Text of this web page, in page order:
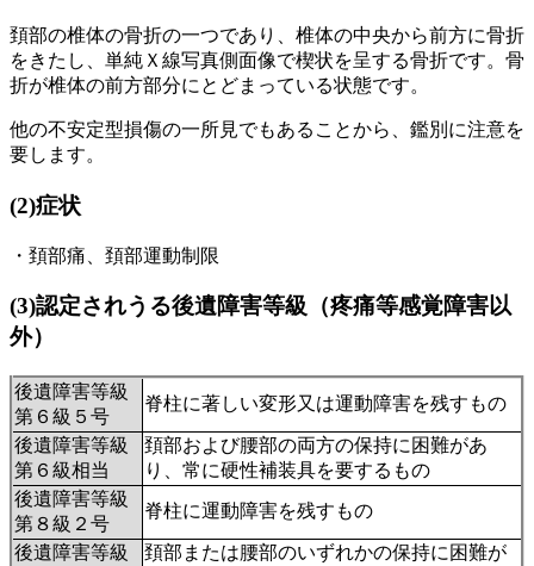
頚部の椎体の骨折の一つであり、椎体の中央から前方に骨折
をきたし、単純Ｘ線写真側面像で楔状を呈する骨折です。骨
折が椎体の前方部分にとどまっている状態です。
他の不安定型損傷の一所見でもあることから、鑑別に注意を
要します。
(2)症状
・頚部痛、頚部運動制限
(3)認定されうる後遺障害等級（疼痛等感覚障害以
外）
後遺障害等級
第６級５号
脊柱に著しい変形又は運動障害を残すもの
後遺障害等級
第６級相当
頚部および腰部の両方の保持に困難があ
り、常に硬性補装具を要するもの
後遺障害等級
第８級２号
脊柱に運動障害を残すもの
後遺障害等級
頚部または腰部のいずれかの保持に困難が